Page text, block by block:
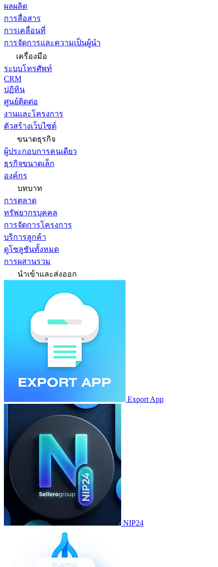
ผลผลิต
การสื่อสาร
การเคลื่อนที่
การจัดการและความเป็นผู้นำ
เครื่องมือ
ระบบโทรศัพท์
CRM
ปฏิทิน
ศูนย์ติดต่อ
งานและโครงการ
ตัวสร้างเว็บไซต์
ขนาดธุรกิจ
ผู้ประกอบการคนเดียว
ธุรกิจขนาดเล็ก
องค์กร
บทบาท
การตลาด
ทรัพยากรบุคคล
การจัดการโครงการ
บริการลูกค้า
ดูโซลูชันทั้งหมด
การผสานรวม
นำเข้าและส่งออก
Export App
NIP24